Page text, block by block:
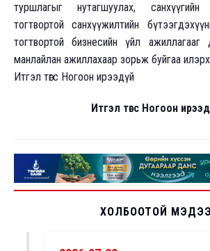
туршлагыг нутагшуулах,
тогтвортой санхүүжилтийн
тогтвортой бизнесийн үйл
манлайлан ажиллахаар зорьж буйгаа
Итгэл төгс Ногоон ирээдүй
Итгэл төгс Ногоон
ХОЛБООТОЙ МЭДЭЭ